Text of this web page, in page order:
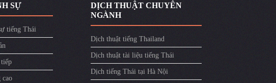
SỰ
tiếng Thái
cao
DỊCH THUẬT CHUYÊN
NGÀNH
Dịch thuật tiếng Thailand
Dịch thuật tài liệu tiếng Thái
Dịch tiếng Thái tại Hà Nội